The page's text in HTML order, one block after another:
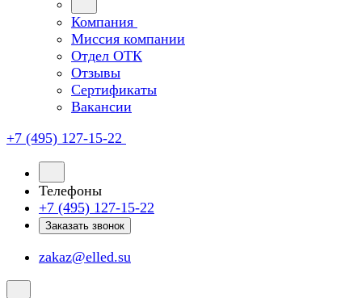
Компания
Миссия компании
Отдел ОТК
Отзывы
Сертификаты
Вакансии
+7 (495) 127-15-22
Телефоны
+7 (495) 127-15-22
Заказать звонок
zakaz@elled.su